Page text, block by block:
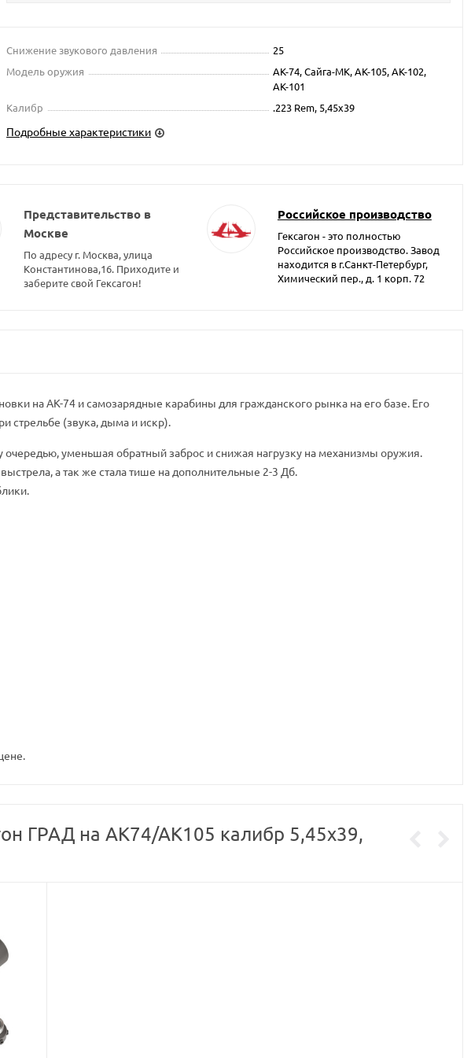
Снижение звукового давления
25
Модель оружия
АК-74, Сайга-МК, АК-105, АК-102,
АК-101
Калибр
.223 Rem, 5,45x39
Подробные характеристики
Представительство в
Москве
По адресу г. Москва, улица
Константинова,16. Приходите и
заберите свой Гексагон!
Российское производство
Гексагон - это полностью
Российское производство. Завод
находится в г.Санкт-Петербург,
Химический пер., д. 1 корп. 72
на АК-74 и самозарядные карабины для гражданского рынка на его базе. Его
стрельбе (звука, дыма и искр).
уменьшая обратный заброс и снижая нагрузку на механизмы оружия.
а так же стала тише на дополнительные 2-3 Дб.
ГРАД на АК74/АК105 калибр 5,45х39,